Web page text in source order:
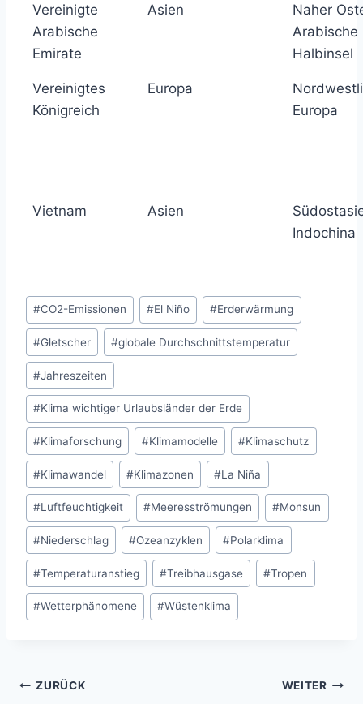
Vereinigte
Arabische
Emirate
Asien
Naher
Arabische
Halbinsel
Vereinigtes
Königreich
Europa
Europa
Vietnam Asien
Indochina
Schlagworte:
#CO2-Emissionen #El Niño #Erderwärmung
#Gletscher #globale Durchschnittstemperatur
#Jahreszeiten
#Klima wichtiger Urlaubsländer der Erde
#Klimaforschung #Klimamodelle #Klimaschutz
#Klimawandel #Klimazonen #La Niña
#Luftfeuchtigkeit #Meeresströmungen #Monsun
#Niederschlag #Ozeanzyklen #Polarklima
#Temperaturanstieg #Treibhausgase #Tropen
#Wetterphänomene #Wüstenklima
Beitragsnavigation
ZURÜCK WEITER